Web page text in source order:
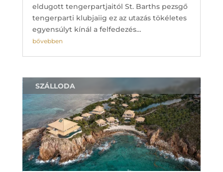
eldugott tengerpartjaitól St. Barths pezsgő
tengerparti klubjaiig ez az utazás tökéletes
egyensúlyt kínál a felfedezés…
bővebben
SZÁLLODA